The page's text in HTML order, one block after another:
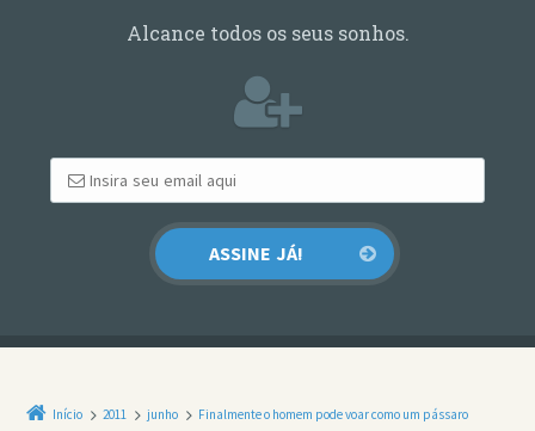
Alcance todos os seus sonhos.
Início 2011 junho Finalmente o homem pode voar como um pássaro